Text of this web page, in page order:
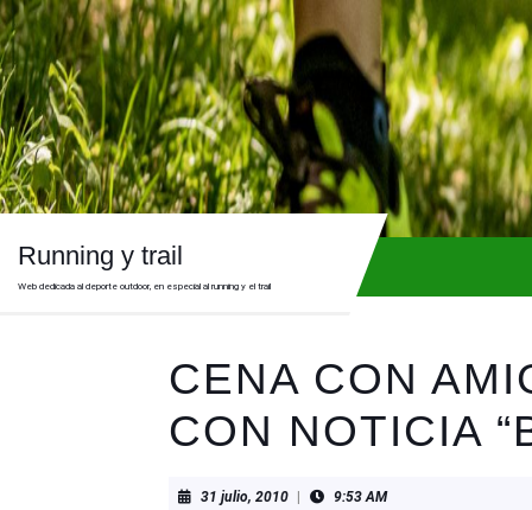
Skip
to
content
Running y trail
Web dedicada al deporte outdoor, en especial al running y el trail
CENA CON
CON NOTICIA
31 julio, 201031
9:53 AM